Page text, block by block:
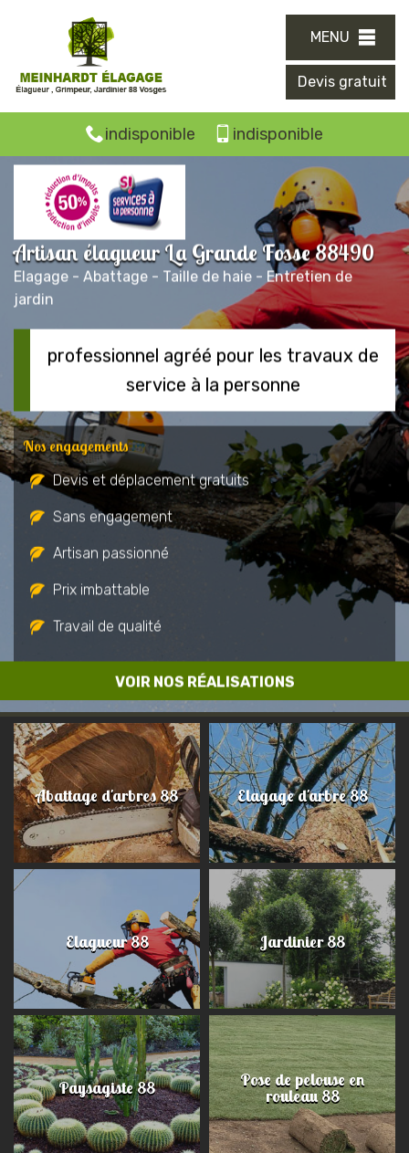
MENU
Devis gratuit
indisponible indisponible
Artisan élagueur La Grande Fosse 88490
Elagage - Abattage - Taille de haie - Entretien de
jardin
VOIR NOS RÉALISATIONS
professionnel agréé pour les travaux de
service à la personne
Nos engagements
Devis et déplacement gratuits
Sans engagement
Artisan passionné
Prix imbattable
Travail de qualité
Abattage d'arbres 88 Elagage d'arbre 88
Elagueur 88 Jardinier 88
Paysagiste 88 Pose de pelouse en
rouleau 88